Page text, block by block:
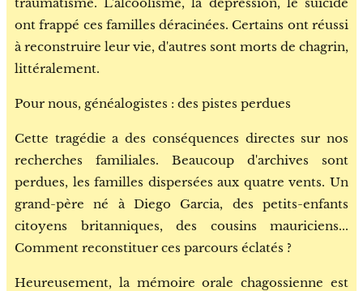
ont frappé ces familles déracinées. Certains ont réussi
à reconstruire leur vie, d'autres sont morts de chagrin,
littéralement.
Pour nous, généalogistes : des pistes perdues
Cette tragédie a des conséquences directes sur nos
recherches familiales. Beaucoup d'archives sont
perdues, les familles dispersées aux quatre vents. Un
grand-père né à Diego Garcia, des petits-enfants
citoyens britanniques, des cousins mauriciens...
Comment reconstituer ces parcours éclatés ?
Heureusement, la mémoire orale chagossienne est